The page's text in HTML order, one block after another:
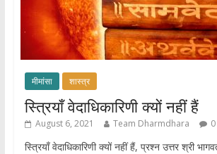
मीमांसा शास्त्र
स्त्रियाँ वेदाधिकारिणी क्यों नहीं हैं
August 6, 2021 Team Dharmdhara 0
स्त्रियाँ वेदाधिकारिणी क्यों नहीं हैं, प्रश्न उत्तर श्री